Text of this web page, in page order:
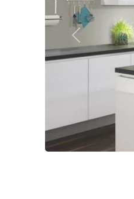
Previous